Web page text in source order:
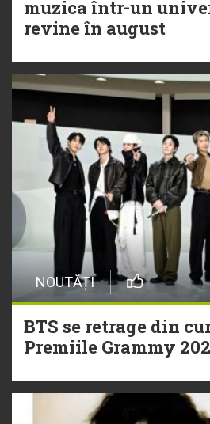
muzica într-un
revine în august
NOUTĂȚI
BTS se retrage din
Premiile Grammy